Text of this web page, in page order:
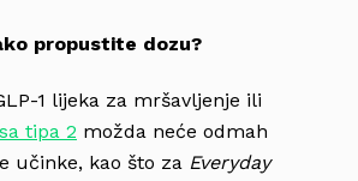
propustite dozu?
1 lijeka za mršavljenje ili
tipa 2 možda neće odmah
učinke, kao što za Everyday